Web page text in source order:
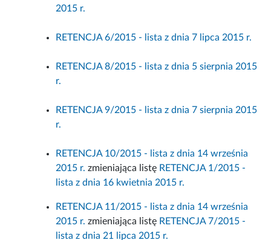
2015 r.
RETENCJA 6/2015 - lista z dnia 7 lipca 2015 r.
RETENCJA 8/2015 - lista z dnia 5 sierpnia 2015
r.
RETENCJA 9/2015 - lista z dnia 7 sierpnia 2015
r.
RETENCJA 10/2015 - lista z dnia 14 września
2015 r. zmieniająca listę RETENCJA 1/2015 -
lista z dnia 16 kwietnia 2015 r.
RETENCJA 11/2015 - lista z dnia 14 września
2015 r. zmieniająca listę RETENCJA 7/2015 -
lista z dnia 21 lipca 2015 r.